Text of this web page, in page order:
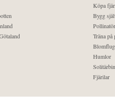
Köpa
Bygg
Träna
Humlor
Solitärbin
Fjärilar